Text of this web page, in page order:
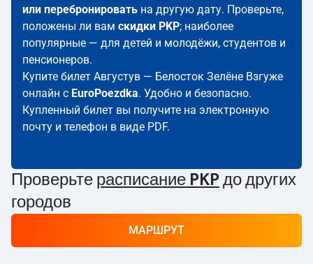
или перебронировать на другую дату. Проверьте,
положены ли вам скидки PKP; наиболее
популярные — для детей и молодёжи, студентов и
пенсионеров.
Купите билет Августув — Белосток Зелёне Взгуже
онлайн с EuroPoezdka. Удобно и безопасно.
Купленный билет вы получите на электронную
почту и телефон в виде PDF.
Проверьте расписание PKP до других
городов
МАРШРУТ